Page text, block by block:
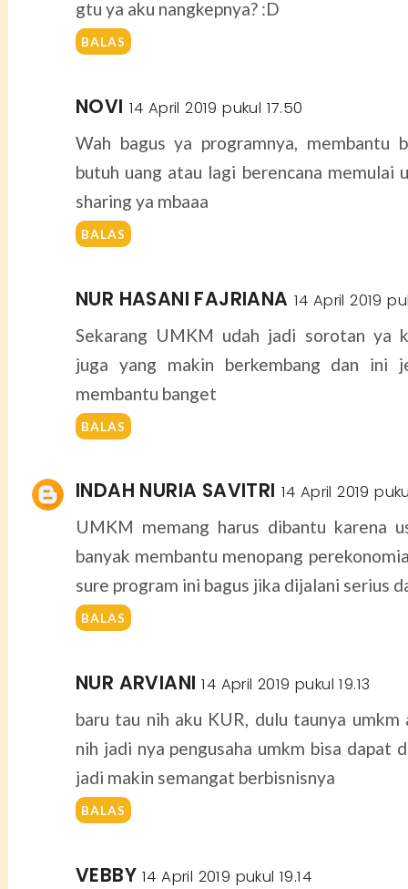
gtu ya aku nangkepnya? :D
BALAS
NOVI 14 April 2019 pukul 17.50
Wah bagus ya programnya, membantu
butuh uang atau lagi berencana memulai
sharing ya mbaaa
BALAS
NUR HASANI FAJRIANA 14 April 2019
Sekarang UMKM udah jadi sorotan ya
juga yang makin berkembang dan ini
membantu banget
BALAS
INDAH NURIA SAVITRI 14 April 2019
UMKM memang harus dibantu karena
banyak membantu menopang
sure program ini bagus jika dijalani serius
BALAS
NUR ARVIANI 14 April 2019 pukul 19.13
baru tau nih aku KUR, dulu taunya umkm
nih jadi nya pengusaha umkm bisa dapat
jadi makin semangat berbisnisnya
BALAS
VEBBY 14 April 2019 pukul 19.14